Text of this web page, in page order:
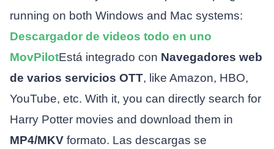
running on both Windows and Mac systems:
Descargador de videos todo en uno
MovPilotEstá integrado con Navegadores web
de varios servicios OTT, like Amazon, HBO,
YouTube, etc. With it, you can directly search for
Harry Potter movies and download them in
MP4/MKVformato. Las descargas se